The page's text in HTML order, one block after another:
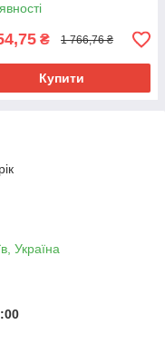
₴ 1 766,76 ₴
Купити
Україна